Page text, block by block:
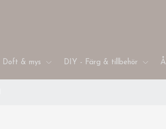
Doft & mys DIY - Färg & tillbehör